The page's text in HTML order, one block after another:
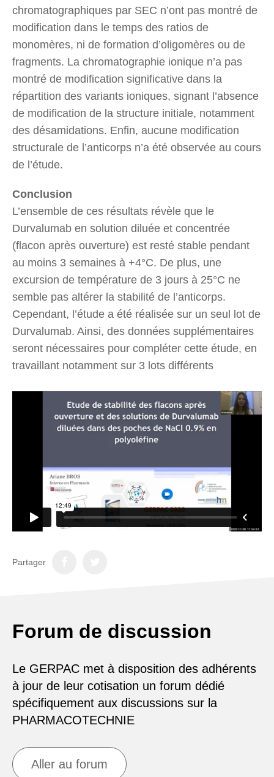
chromatographiques par SEC n’ont pas montré de
modification dans le temps des ratios de
monomères, ni de formation d’oligomères ou de
fragments. La chromatographie ionique n’a pas
montré de modification significative dans la
répartition des variants ioniques, signant l’absence
de modification de la structure initiale, notamment
des désamidations. Enfin, aucune modification
structurale de l’anticorps n’a été observée au cours
de l’étude.
Conclusion
L’ensemble de ces résultats révèle que le
Durvalumab en solution diluée et concentrée
(flacon après ouverture) est resté stable pendant
au moins 3 semaines à +4°C. De plus, une
excursion de température de 3 jours à 25°C ne
semble pas altérer la stabilité de l’anticorps.
Cependant, l’étude a été réalisée sur un seul lot de
Durvalumab. Ainsi, des données supplémentaires
seront nécessaires pour compléter cette étude, en
travaillant notamment sur 3 lots différents
Partager
Forum de discussion
Le GERPAC met à disposition des adhérents
à jour de leur cotisation un forum dédié
spécifiquement aux discussions sur la
PHARMACOTECHNIE
Aller au forum